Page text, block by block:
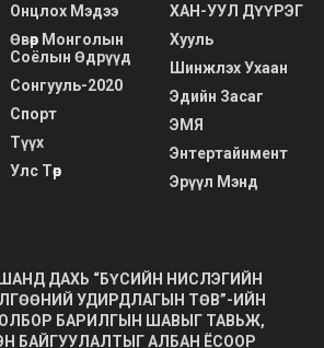
Онцлох Мэдээ
Өвөр Монголын
Соёлын Өдрүүд
Сонгууль-2020
Спорт
Түүх
Улс Төр
ХАН-УУЛ ДҮҮРЭГ
Хууль
Шинжлэх Ухаан
Эдийн Засаг
ЭМЯ
Энтертайнмент
Эрүүл Мэнд
ДАХЬ “БҮСИЙН НИСЛЭГИЙН
УДИРДЛАГЫН ТӨВ”-ИЙН
БАРИЛГЫН ШАВЫГ ТАВЬЖ,
БАЙГУУЛАЛТЫГ АЛБАН ЁСООР